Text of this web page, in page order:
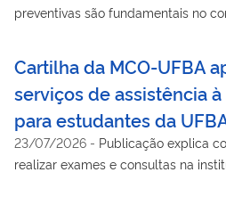
preventivas são fundamentais no
Cartilha da MCO-UFBA
serviços de assistência
para estudantes da
23/07/2026 - Publicação explica
realizar exames e consultas na